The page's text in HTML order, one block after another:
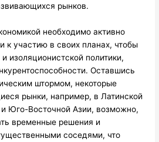
рынков.
необходимо активно
к участию в своих планах, чтобы
изоляционистской политики,
Оставшись
штормом, некоторые
рынки, например, в Латинской
Юго-Восточной Азии, возможно,
временные решения и
соседями, что